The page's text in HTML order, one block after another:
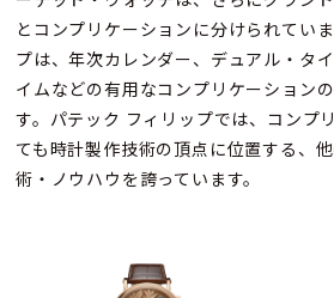
とコンプリケーションに分けられてい
プは、年次カレンダー、デュアル・タ
イムなどの有用なコンプリケーション
す。パテック フィリップでは、コンプ
ても時計製作技術の頂点に位置する、
術・ノウハウを誇っています。